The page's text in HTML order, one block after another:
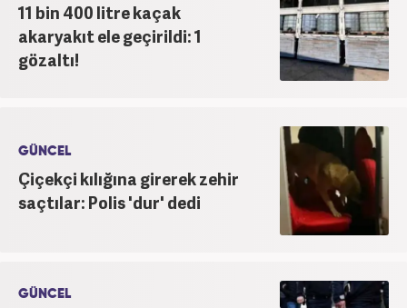
11 bin 400 litre kaçak
akaryakıt ele geçirildi: 1
gözaltı!
GÜNCEL
Çiçekçi kılığına girerek zehir
saçtılar: Polis 'dur' dedi
GÜNCEL